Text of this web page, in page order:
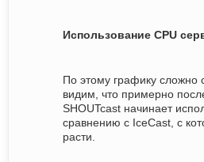
Использование CPU
По этому графику сложно
видим, что примерно
SHOUTcast начинает
сравнению с IceCast, с
расти.